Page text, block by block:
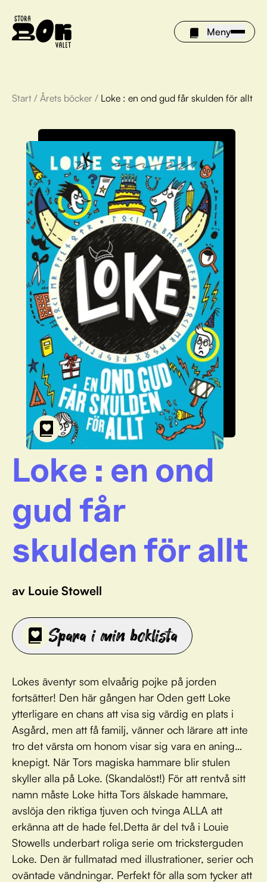
Meny
Årets böcker
Om Stora bokvalet
Olivia tipsar
Vinnare
FAQ
För bibliotek
Start / Årets böcker / Loke : en ond gud får skulden för allt
Loke : en ond
gud får
skulden för allt
av Louie Stowell
Spara i min boklista
Lokes äventyr som elvaårig pojke på jorden
fortsätter! Den här gången har Oden gett Loke
ytterligare en chans att visa sig värdig en plats i
Asgård, men att få familj, vänner och lärare att inte
tro det värsta om honom visar sig vara en aning…
knepigt. När Tors magiska hammare blir stulen
skyller alla på Loke. (Skandalöst!) För att rentvå sitt
namn måste Loke hitta Tors älskade hammare,
avslöja den riktiga tjuven och tvinga ALLA att
erkänna att de hade fel.Detta är del två i Louie
Stowells underbart roliga serie om tricksterguden
Loke. Den är fullmatad med illustrationer, serier och
oväntade vändningar. Perfekt för alla som tycker att